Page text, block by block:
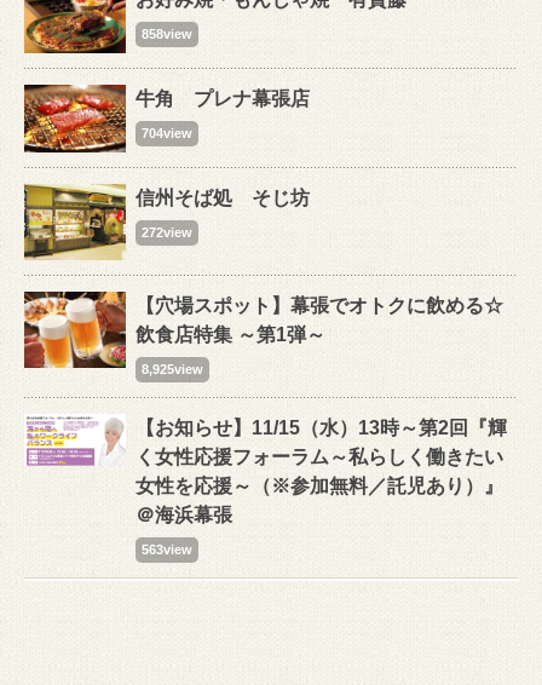
858view
牛角 プレナ幕張店
704view
信州そば処 そじ坊
272view
【穴場スポット】幕張でオトクに飲める☆
飲食店特集 ～第1弾～
8,925view
【お知らせ】11/15（水）13時～第2回『輝
く女性応援フォーラム～私らしく働きたい
女性を応援～（※参加無料／託児あり）』
＠海浜幕張
563view